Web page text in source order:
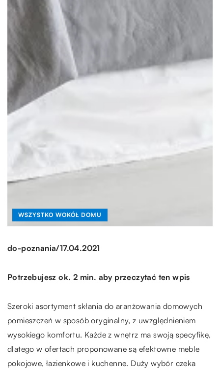
WSZYSTKO WOKÓŁ DOMU
do-poznania/17.04.2021
Potrzebujesz ok. 2 min. aby przeczytać ten wpis
Szeroki asortyment skłania do aranżowania domowych
pomieszczeń w sposób oryginalny, z uwzględnieniem
wysokiego komfortu. Każde z wnętrz ma swoją specyfikę,
dlatego w ofertach proponowane są efektowne meble
pokojowe, łazienkowe i kuchenne. Duży wybór czeka